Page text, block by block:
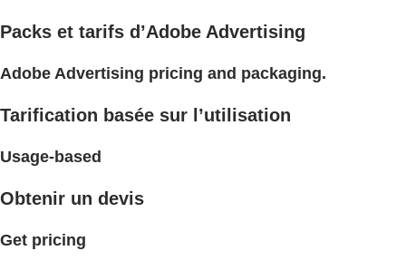
Packs et tarifs d’Adobe Advertising
Adobe Advertising pricing and packaging.
Tarification basée sur l’utilisation
Usage-based
Obtenir un devis
Get pricing